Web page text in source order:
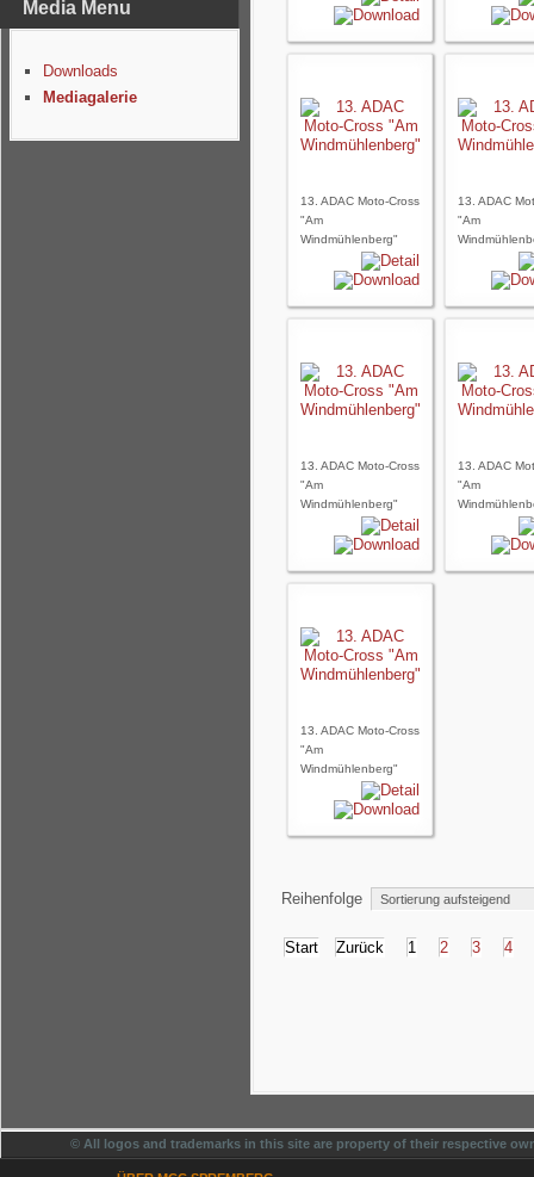
Media Menu
Downloads
Mediagalerie
13. ADAC Moto-Cross
"Am
Windmühlenberg"
13. ADAC
"Am
13. ADAC Moto-Cross
"Am
Windmühlenberg"
13. ADAC
"Am
13. ADAC Moto-Cross
"Am
Windmühlenberg"
Reihenfolge
Start Zurück 1 2 3 4
© All logos and trademarks in this site are property of their respective